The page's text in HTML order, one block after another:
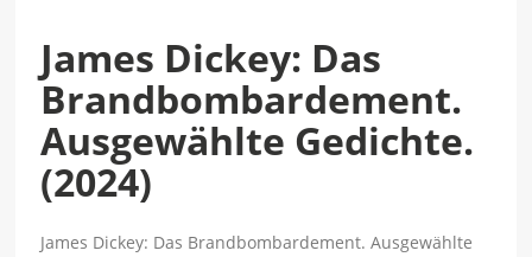
James Dickey: Das
Brandbombardement.
Ausgewählte Gedichte.
(2024)
James Dickey: Das Brandbombardement. Ausgewählte